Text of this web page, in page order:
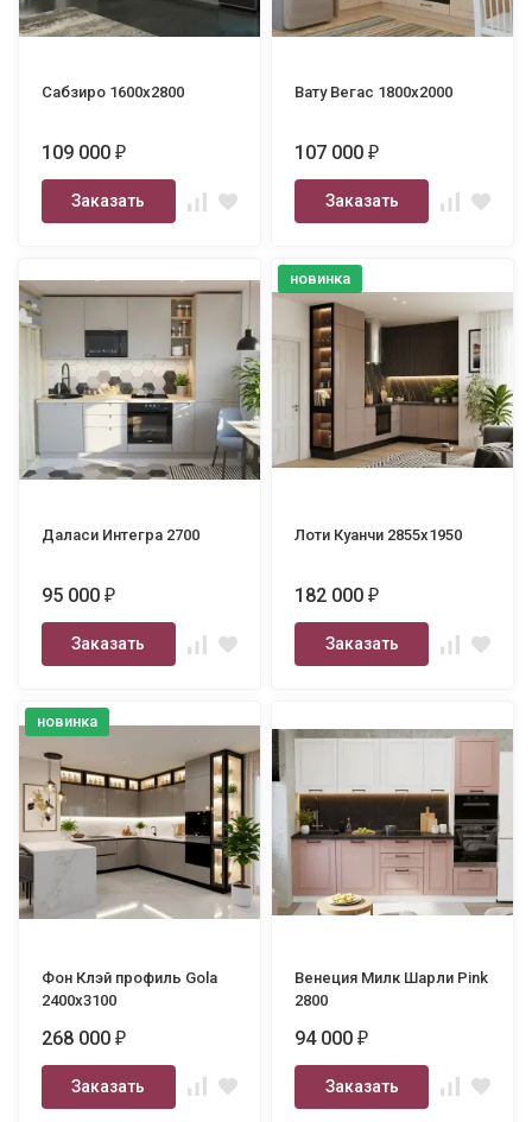
Сабзиро 1600х2800
109 000₽
Заказать
Вату Вегас 1800х2000
107 000₽
Заказать
Даласи Интегра 2700
95 000₽
Заказать
новинка
Лоти Куанчи 2855х1950
182 000₽
Заказать
новинка
Фон Клэй профиль Gola
2400х3100
268 000₽
Заказать
Венеция Милк Шарли Pink
2800
94 000₽
Заказать